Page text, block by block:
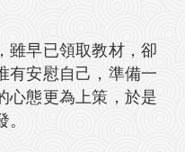
雖早已領取教材，卻
有安慰自己，準備一
心態更為上策，於是